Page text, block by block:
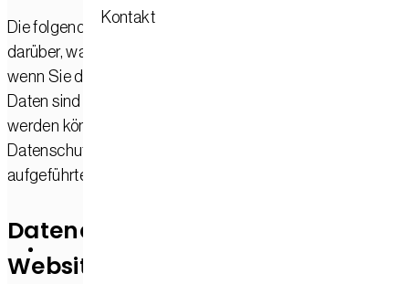
Die folgenden Hinweise geben einen einfachen Überblick
darüber, was mit Ihren personenbezogenen Daten passiert,
wenn Sie diese Website besuchen. Personenbezogene
Daten sind alle Daten, mit denen Sie persönlich identifiziert
werden können. Ausführliche Informationen zum Thema
Datenschutz entnehmen Sie unserer unter diesem Text
aufgeführten Datenschutzerklärung.
Datenerfassung auf dieser
Website
Kontakt